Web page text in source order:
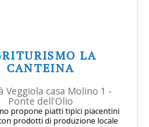
LA
CANTEINA
Veggiola casa Molino 1 -
Ponte dell'Olio
propone piatti tipici piacentini
prodotti di produzione locale